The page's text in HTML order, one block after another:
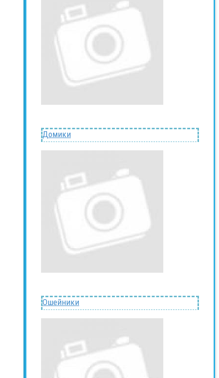
Домики
Ошейники